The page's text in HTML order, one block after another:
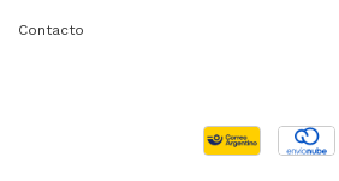
Contacto